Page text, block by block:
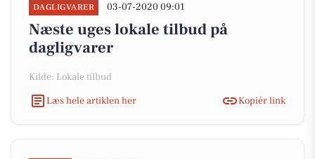
DAGLIGVARER 03-07-2020 09:01
Næste uges lokale tilbud på
dagligvarer
Kilde: Lokale tilbud
Læs hele artiklen her
Kopiér link